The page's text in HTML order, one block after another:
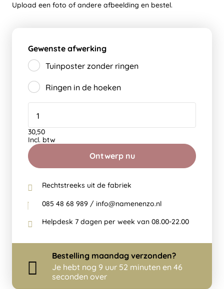
Upload een foto of andere afbeelding en bestel.
Gewenste afwerking
Tuinposter zonder ringen
Ringen in de hoeken
Ontwerp nu
30,50
Incl. btw
Rechtstreeks uit de fabriek
085 48 68 989 / info@namenenzo.nl
Helpdesk 7 dagen per week van 08.00-22.00
Bestelling maandag verzonden?
Je hebt nog 9 uur 52 minuten en 46
seconden over